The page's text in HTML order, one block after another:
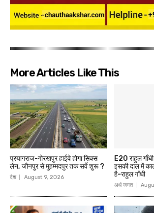
More Articles Like This
प्रयागराज-गोरखपुर हाईवे होगा सिक्स
लेन, जौनपुर से मुहम्मदपुर तक सर्वे शुरू ?
देश August 9, 2026
E20 राहुल
इसकी दाल में
है-राहुल गाँधी
अर्थ जगत